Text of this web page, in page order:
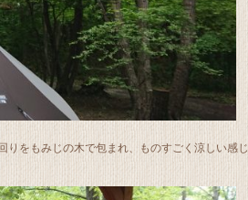
をもみじの木で包まれ、ものすごく涼しい感じ